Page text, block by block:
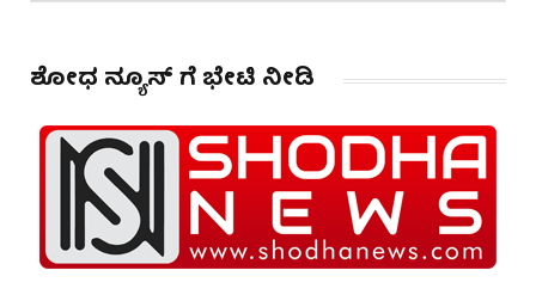
ಶೋಧ ನ್ಯೂಸ್ ಗೆ ಭೇಟಿ ನೀಡಿ